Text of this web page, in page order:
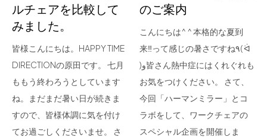
フラッグシップストア
0965-52-0323
熊本店
096-274-8175
Arv
0965-45-9282
ルチェアを比較して
みました。
皆様こんにちは。HAPPY TIME
DIRECTIONの原田です。 七月
ももう終わろうとしています
ね。まだまだ暑い日が続きま
すので、皆様体調に気を付け
てお過ごしくださいませ。 さ
のご案内
こんにちは^ ^ 本格的な夏到
来‼︎って感じの暑さですね٩( ᐛ
)و皆さん熱中症にはくれぐれも
お気をつけください。 さて、
今回「ハーマンミラー」とコ
ラボをして、ワークチェアの
スペシャル企画を開催しま